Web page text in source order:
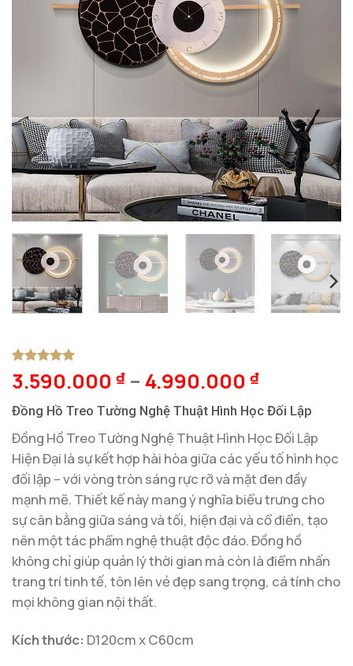
5trên 5
dựa trên
1
3.590.000 ₫ – 4.990.000 ₫
Đồng Hồ Treo Tường Nghệ Thuật Hình Học Đối Lập
Đồng Hồ Treo Tường Nghệ Thuật Hình Học Đối Lập
Hiện Đại là sự kết hợp hài hòa giữa các yếu tố hình học
đối lập – với vòng tròn sáng rực rỡ và mặt đen đầy
mạnh mẽ. Thiết kế này mang ý nghĩa biểu trưng cho
sự cân bằng giữa sáng và tối, hiện đại và cổ điển, tạo
nên một tác phẩm nghệ thuật độc đáo. Đồng hồ
không chỉ giúp quản lý thời gian mà còn là điểm nhấn
trang trí tinh tế, tôn lên vẻ đẹp sang trọng, cá tính cho
mọi không gian nội thất.
Kích thước: D120cm x C60cm